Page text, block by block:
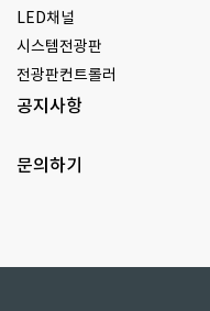
LED채널
시스템전광판
전광판컨트롤러
공지사항
문의하기